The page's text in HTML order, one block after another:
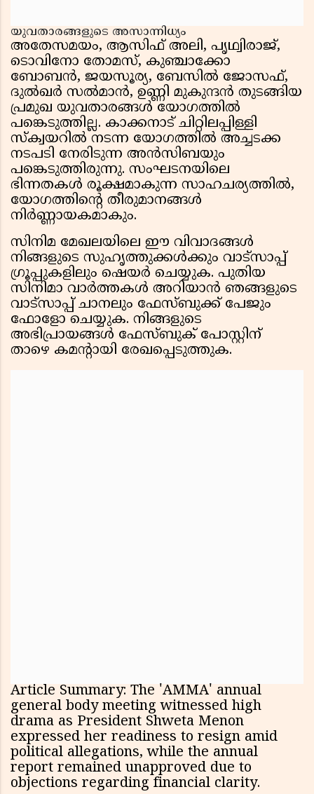
യുവതാരങ്ങളുടെ അസാന്നിധ്യം
അതേസമയം, ആസിഫ് അലി, പൃഥ്വിരാജ്,
ടൊവിനോ തോമസ്, കുഞ്ചാക്കോ
ബോബൻ, ജയസൂര്യ, ബേസിൽ ജോസഫ്,
ദുൽഖർ സൽമാൻ, ഉണ്ണി മുകുന്ദൻ തുടങ്ങിയ
പ്രമുഖ യുവതാരങ്ങൾ യോഗത്തിൽ
പങ്കെടുത്തില്ല. കാക്കനാട് ചിറ്റിലപ്പിള്ളി
സ്ക്വയറിൽ നടന്ന യോഗത്തിൽ അച്ചടക്ക
നടപടി നേരിടുന്ന അൻസിബയും
പങ്കെടുത്തിരുന്നു. സംഘടനയിലെ
ഭിന്നതകൾ രൂക്ഷമാകുന്ന സാഹചര്യത്തിൽ,
യോഗത്തിൻ്റെ തീരുമാനങ്ങൾ
നിർണ്ണായകമാകും.
സിനിമ മേഖലയിലെ ഈ വിവാദങ്ങൾ
നിങ്ങളുടെ സുഹൃത്തുക്കൾക്കും വാട്സാപ്പ്
ഗ്രൂപ്പുകളിലും ഷെയർ ചെയ്യുക. പുതിയ
സിനിമാ വാർത്തകൾ അറിയാൻ ഞങ്ങളുടെ
വാട്സാപ്പ് ചാനലും ഫേസ്ബുക്ക് പേജും
ഫോളോ ചെയ്യുക. നിങ്ങളുടെ
അഭിപ്രായങ്ങൾ ഫേസ്ബുക് പോസ്റ്റിന്
താഴെ കമൻ്റായി രേഖപ്പെടുത്തുക.
Article Summary: The 'AMMA' annual
general body meeting witnessed high
drama as President Shweta Menon
expressed her readiness to resign amid
political allegations, while the annual
report remained unapproved due to
objections regarding financial clarity.